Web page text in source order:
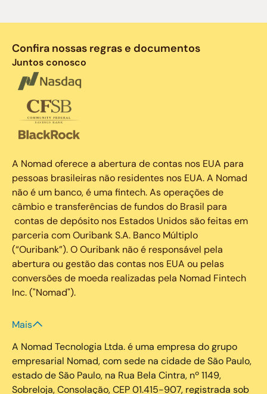
Confira nossas regras e documentos
Juntos conosco
A Nomad oferece a abertura de contas nos EUA para
pessoas brasileiras não residentes nos EUA. A Nomad
não é um banco, é uma fintech. As operações de
câmbio e transferências de fundos do Brasil para
contas de depósito nos Estados Unidos são feitas em
parceria com Ouribank S.A. Banco Múltiplo
(“Ouribank”). O Ouribank não é responsável pela
abertura ou gestão das contas nos EUA ou pelas
conversões de moeda realizadas pela Nomad Fintech
Inc. ("Nomad").
Mais
A Nomad Tecnologia Ltda. é uma empresa do grupo
empresarial Nomad, com sede na cidade de São Paulo,
estado de São Paulo, na Rua Bela Cintra, nº 1149,
Sobreloja, Consolação, CEP 01.415-907, registrada sob